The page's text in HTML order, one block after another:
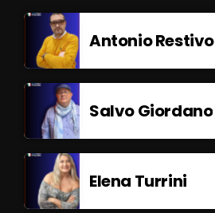
Antonio Restivo
Salvo Giordano
Elena Turrini